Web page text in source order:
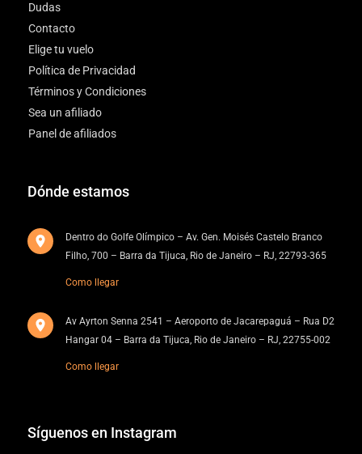
Dudas
Contacto
Elige tu vuelo
Política de Privacidad
Términos y Condiciones
Sea un afiliado
Panel de afiliados
Dónde estamos
Dentro do Golfe Olímpico – Av. Gen. Moisés Castelo Branco
Filho, 700 – Barra da Tijuca, Rio de Janeiro – RJ, 22793-365
Como llegar
Av Ayrton Senna 2541 – Aeroporto de Jacarepaguá – Rua D2
Hangar 04 – Barra da Tijuca, Rio de Janeiro – RJ, 22755-002
Como llegar
Síguenos en Instagram